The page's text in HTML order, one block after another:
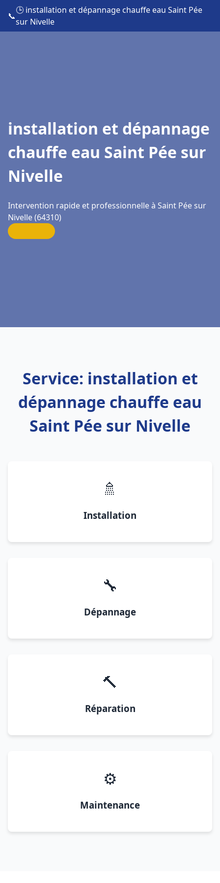
📞
🕒 installation et dépannage chauffe eau Saint Pée
sur Nivelle
installation et dépannage
chauffe eau Saint Pée sur
Nivelle
Intervention rapide et professionnelle à Saint Pée sur
Nivelle (64310)
Service: installation et
dépannage chauffe eau
Saint Pée sur Nivelle
🚿
Installation
🔧
Dépannage
🔨
Réparation
⚙️
Maintenance